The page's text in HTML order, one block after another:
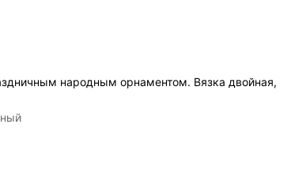
народным орнаментом. Вязка двойная,